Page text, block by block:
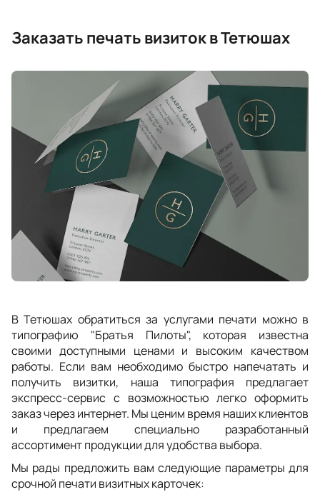
Заказать печать визиток в Тетюшах
В Тетюшах обратиться за услугами печати можно в
типографию "Братья Пилоты", которая известна
своими доступными ценами и высоким качеством
работы. Если вам необходимо быстро напечатать и
получить визитки, наша типография предлагает
экспресс-сервис с возможностью легко оформить
заказ через интернет. Мы ценим время наших клиентов
и предлагаем специально разработанный
ассортимент продукции для удобства выбора.
Мы рады предложить вам следующие параметры для
срочной печати визитных карточек: